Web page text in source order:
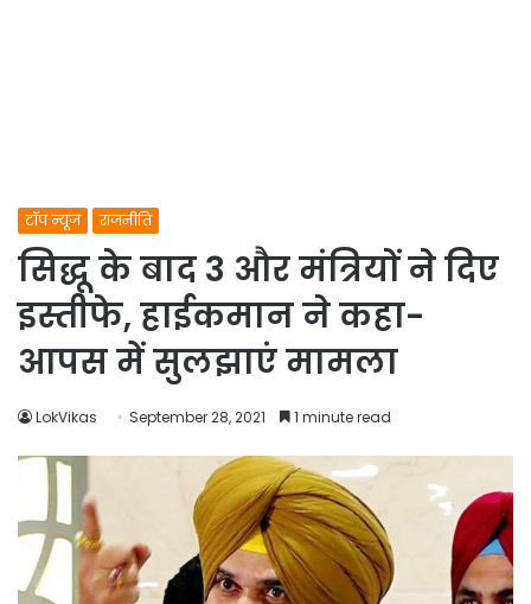
टॉप न्यूज राजनीति
सिद्धू के बाद 3 और मंत्रियों ने दिए
इस्तीफे, हाईकमान ने कहा-
आपस में सुलझाएं मामला
LokVikas September 28, 2021 1 minute read